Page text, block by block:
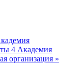
4 Академия
организация »